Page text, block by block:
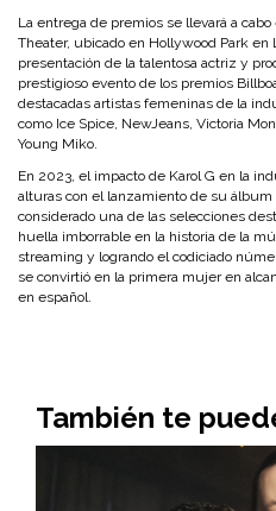
La entrega de premios se llevará a
Theater, ubicado en Hollywood Park en
presentación de la talentosa actriz y
prestigioso evento de los premios
destacadas artistas femeninas de la
como Ice Spice, NewJeans, Victoria
Young Miko.
En 2023, el impacto de Karol G en la
alturas con el lanzamiento de su álbum
considerado una de las selecciones
huella imborrable en la historia de la
streaming y logrando el codiciado
se convirtió en la primera mujer en
en español.
También te